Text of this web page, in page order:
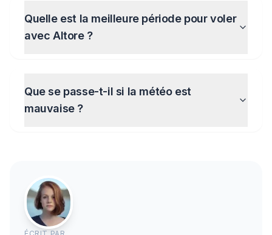
Quelle est la meilleure période pour voler
avec Altore ?
Que se passe-t-il si la météo est
mauvaise ?